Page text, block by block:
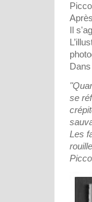
Il
se
Les